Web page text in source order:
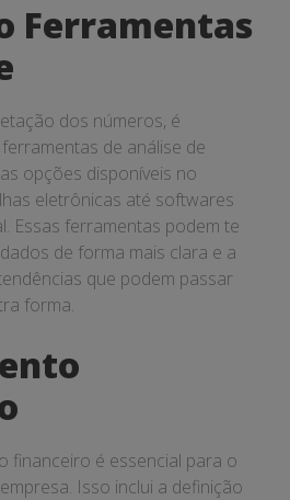
Ferramentas
dos números, é
de análise de
opções disponíveis no
eletrônicas até softwares
Essas ferramentas podem te
de forma mais clara e a
que podem passar
forma.
financeiro é essencial para o
Isso inclui a definição